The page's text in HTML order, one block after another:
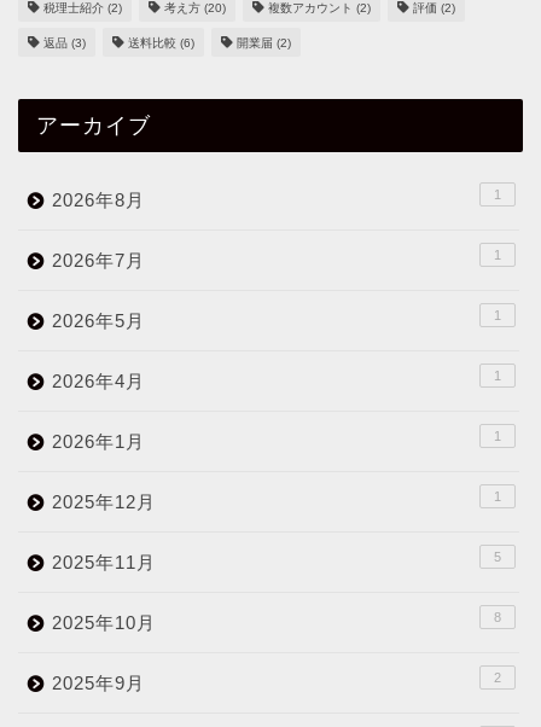
税理士紹介 (2) 考え方 (20) 複数アカウント (2) 評価 (2)
返品 (3) 送料比較 (6) 開業届 (2)
アーカイブ
2026年8月 1
2026年7月 1
2026年5月 1
2026年4月 1
2026年1月 1
2025年12月 1
2025年11月 5
2025年10月 8
2025年9月 2